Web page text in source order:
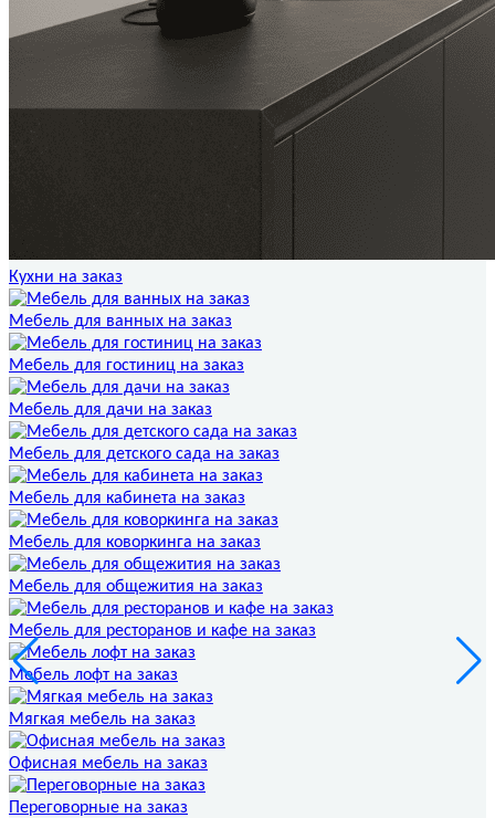
Кухни на заказ
Мебель для ванных на заказ
Мебель для гостиниц на заказ
Мебель для дачи на заказ
Мебель для детского сада на заказ
Мебель для кабинета на заказ
Мебель для коворкинга на заказ
Мебель для общежития на заказ
Мебель для ресторанов и кафе на заказ
Мебель лофт на заказ
Мягкая мебель на заказ
Офисная мебель на заказ
Переговорные на заказ